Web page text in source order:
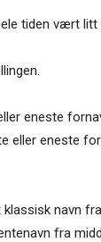
tiden vært
eneste
eneste
navn
fra